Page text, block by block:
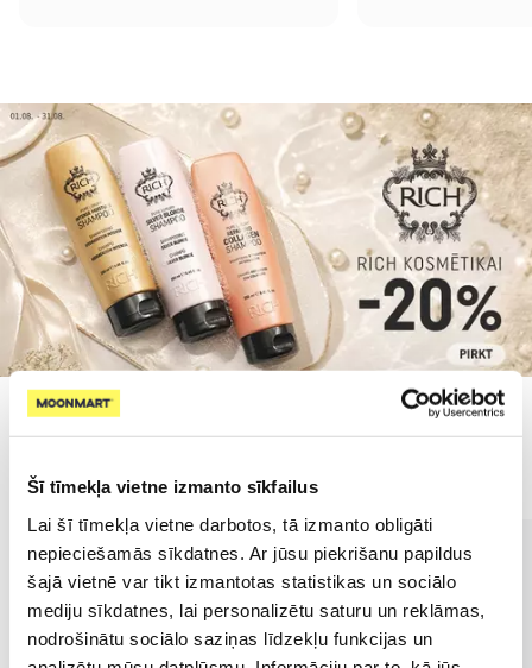
Šī tīmekļa vietne izmanto sīkfailus
Lai šī tīmekļa vietne darbotos, tā izmanto obligāti
nepieciešamās sīkdatnes. Ar jūsu piekrišanu papildus
šajā vietnē var tikt izmantotas statistikas un sociālo
mediju sīkdatnes, lai personalizētu saturu un reklāmas,
nodrošinātu sociālo saziņas līdzekļu funkcijas un
Populārākie kategorijā